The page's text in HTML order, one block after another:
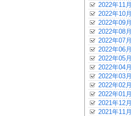
2022年11月
2022年10月
2022年09月
2022年08月
2022年07月
2022年06月
2022年05月
2022年04月
2022年03月
2022年02月
2022年01月
2021年12月
2021年11月